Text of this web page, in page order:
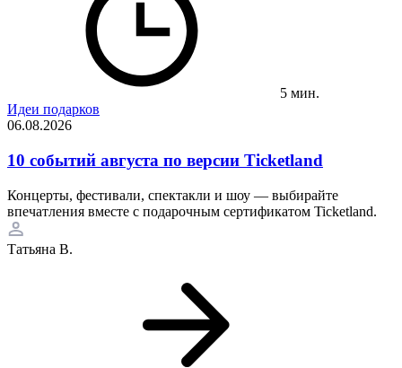
5 мин.
Идеи подарков
06.08.2026
10 событий августа по версии Ticketland
Концерты, фестивали, спектакли и шоу — выбирайте
впечатления вместе с подарочным сертификатом Ticketland.
Татьяна В.